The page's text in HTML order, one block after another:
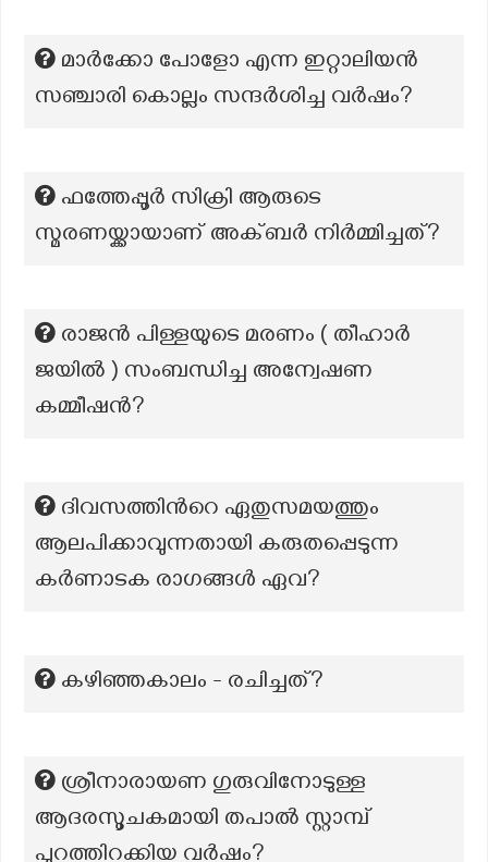
മാർക്കോ പോളോ എന്ന ഇറ്റാലിയൻ
സഞ്ചാരി കൊല്ലം സന്ദർശിച്ച വർഷം?
ഫത്തേപ്പൂർ സിക്രി ആരുടെ
സ്മരണയ്ക്കായാണ് അക്ബർ നിർമ്മിച്ചത്?
രാജൻ പിള്ളയുടെ മരണം ( തീഹാർ
ജയിൽ ) സംബന്ധിച്ച അന്വേഷണ
കമ്മീഷന്‍?
ദിവസത്തിൻറെ ഏതുസമയത്തും
ആലപിക്കാവുന്നതായി കരുതപ്പെടുന്ന
കർണാടക രാഗങ്ങൾ ഏവ?
കഴിഞ്ഞകാലം - രചിച്ചത്?
ശ്രീനാരായണ ഗുരുവിനോടുള്ള
ആദരസൂചകമായി തപാൽ സ്റ്റാമ്പ്